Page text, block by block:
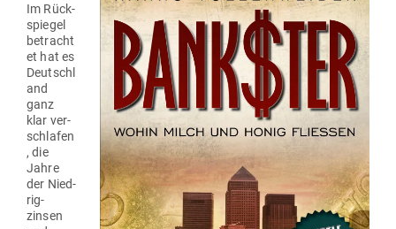
Im Rück­
spiegel
betracht
et hat es
Deutschl
and
ganz
klar ver­
schlafen
, die
Jahre
der Nied­
rig­
zinsen